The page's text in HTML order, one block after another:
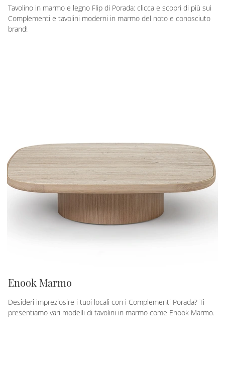
Tavolino in marmo e legno Flip di Porada: clicca e scopri di più sui
Complementi e tavolini moderni in marmo del noto e conosciuto
brand!
Enook Marmo
Desideri impreziosire i tuoi locali con i Complementi Porada? Ti
presentiamo vari modelli di tavolini in marmo come Enook Marmo.